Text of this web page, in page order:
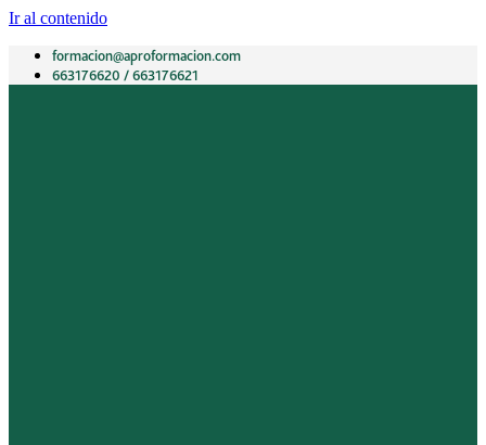
Ir al contenido
formacion@aproformacion.com
663176620 / 663176621